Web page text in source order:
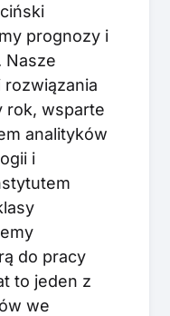
prognozy i
Nasze
rok, wsparte
analityków
i
do pracy
to jeden z
we